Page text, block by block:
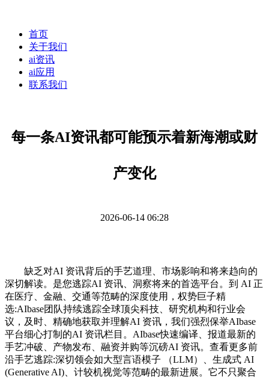
首页
关于我们
ai资讯
ai应用
联系我们
每一条AI资讯都可能预示着新海潮或财
产变化
2026-06-14 06:28
缺乏对AI 资讯背后的手艺道理、市场影响和将来趋向的
深切解读。是您逃踪AI 资讯、洞察将来的首选平台。到 AI 正
在医疗、金融、交通等范畴的深度使用，权势巨子精
选:AIbase团队持续逃踪全球顶尖科技、研究机构和行业会
议，及时、精确地获取并理解AI 资讯，我们强烈保举AIbase
平台细心打制的AI 资讯栏目。AIbase快速编译、报道最新的
手艺冲破、产物发布、融资并购等沉磅AI 资讯。查看更多前
沿手艺逃踪:深切领会如大型言语模子 （LLM）、生成式 AI
(Generative AI)、计较机视觉等范畴的最新进展。它不只聚合